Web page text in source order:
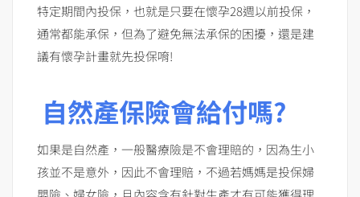
特定期間內投保，也就是只要在懷孕28週以前投保，
通常都能承保，但為了避免無法承保的困擾，還是建
議有懷孕計畫就先投保唷!
自然產保險會給付嗎?
如果是自然產，一般醫療險是不會理賠的，因為生小
孩並不是意外，因此不會理賠，不過若媽媽是投保婦